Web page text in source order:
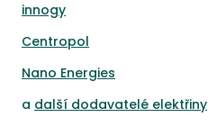
innogy
Centropol
Nano Energies
a další dodavatelé elektřiny